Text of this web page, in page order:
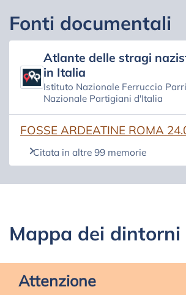
Fonti documentali
Atlante delle stragi
in Italia
Istituto Nazionale Ferruccio
Nazionale Partigiani d'Italia
FOSSE ARDEATINE ROMA
(si apre in una nuova scheda)
Citata in altre 99 memorie
Mappa dei dintorni
Attenzione